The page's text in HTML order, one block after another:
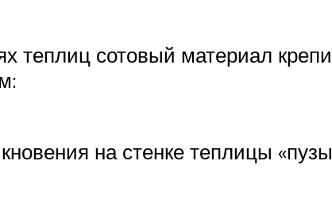
теплиц сотовый материал
на стенке теплицы